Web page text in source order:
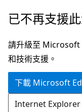
跳
主
要
內
已不再支援
請升級至 Microsoft
和技術支援。
下載 Microsoft
Internet Explorer